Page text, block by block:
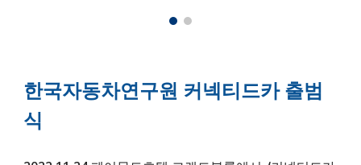
한국자동차연구원 커넥티드카 출범
식